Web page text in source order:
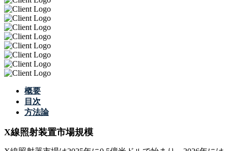
概要
目次
方法論
X線照射装置市場規模